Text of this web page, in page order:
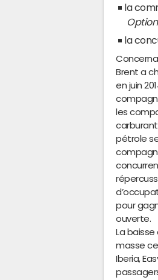
la
Option
la
Brent a
en juin
les
carburant
pétrole
pour
ouverte.
La baisse
masse
Iberia,